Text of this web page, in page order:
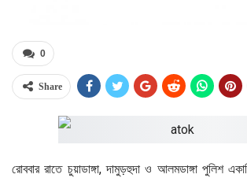
0
Share
রোববার রাতে চুয়াডাঙ্গা, দামুড়হুদা ও আলমডাঙ্গা পুলিশ